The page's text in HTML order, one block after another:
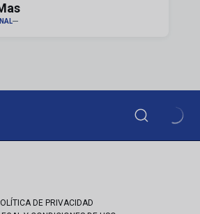
DE PRIVACIDAD